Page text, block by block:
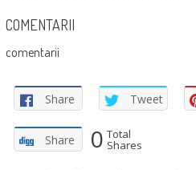
COMENTARII
comentarii
Share Tweet
Share 0 Total
Shares